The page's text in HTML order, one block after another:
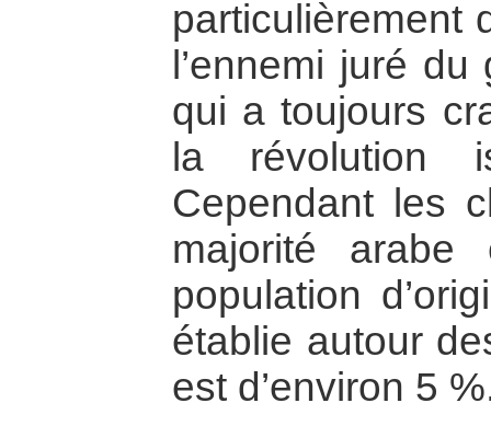
particulièrement
l’ennemi juré
qui a toujours
la révolution
Cependant les
majorité
population
établie autour
est d’environ 5